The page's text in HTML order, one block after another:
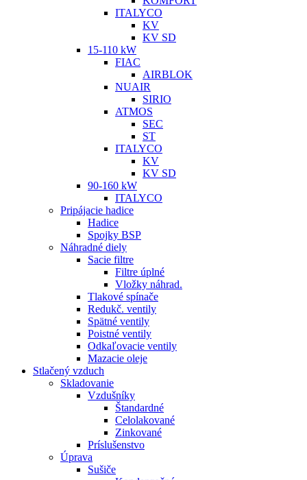
ITALYCO
KV
KV SD
15-110 kW
FIAC
AIRBLOK
NUAIR
SIRIO
ATMOS
SEC
ST
ITALYCO
KV
KV SD
90-160 kW
ITALYCO
Pripájacie hadice
Hadice
Spojky BSP
Náhradné diely
Sacie filtre
Filtre úplné
Vložky náhrad.
Tlakové spínače
Redukč. ventily
Spätné ventily
Poistné ventily
Odkaľovacie ventily
Mazacie oleje
Stlačený vzduch
Skladovanie
Vzdušníky
Štandardné
Celolakované
Zinkované
Príslušenstvo
Úprava
Sušiče